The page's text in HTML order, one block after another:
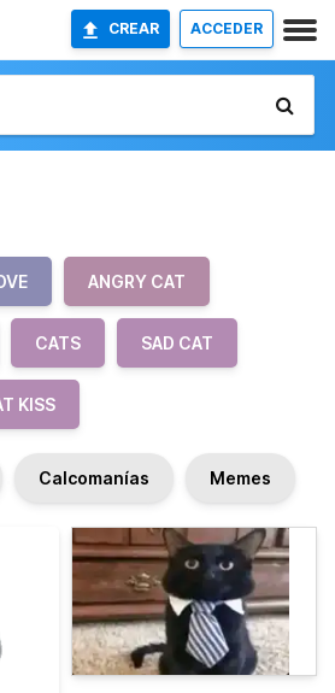
CREAR ACCEDER
ANGRY CAT
CATS SAD CAT
KISS
Calcomanías Memes